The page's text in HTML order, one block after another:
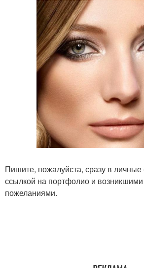
Пишите, пожалуйста, сразу в
ссылкой на портфолио и
пожеланиями.